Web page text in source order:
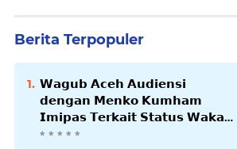
Berita Terpopuler
𝗪𝗮𝗴𝘂𝗯 𝗔𝗰𝗲𝗵 𝗔𝘂𝗱𝗶𝗲𝗻𝘀𝗶
𝗱𝗲𝗻𝗴𝗮𝗻 𝗠𝗲𝗻𝗸𝗼 𝗞𝘂𝗺𝗵𝗮𝗺
𝗜𝗺𝗶𝗽𝗮𝘀 𝗧𝗲𝗿𝗸𝗮𝗶𝘁 𝗦𝘁𝗮𝘁𝘂𝘀 𝗪𝗮𝗸𝗮𝗳
𝗕𝗹𝗮𝗻𝗴𝗽𝗮𝗱𝗮𝗻𝗴